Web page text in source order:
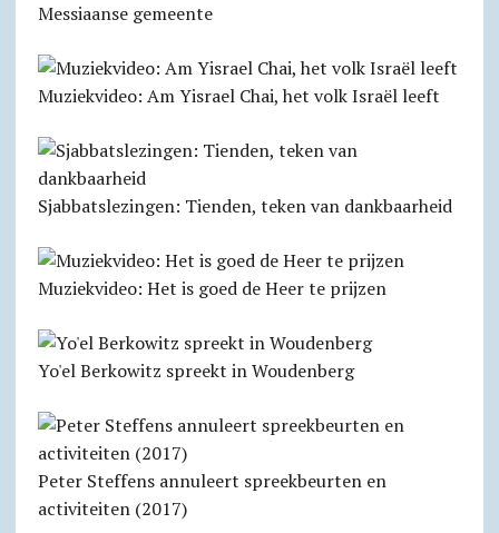
Messiaanse gemeente
Muziekvideo: Am Yisrael Chai, het volk Israël leeft
Sjabbats­lezingen: Tienden, teken van dankbaarheid
Muziekvideo: Het is goed de Heer te prijzen
Yo'el Berkowitz spreekt in Woudenberg
Peter Steffens annuleert spreekbeurten en
activiteiten (2017)